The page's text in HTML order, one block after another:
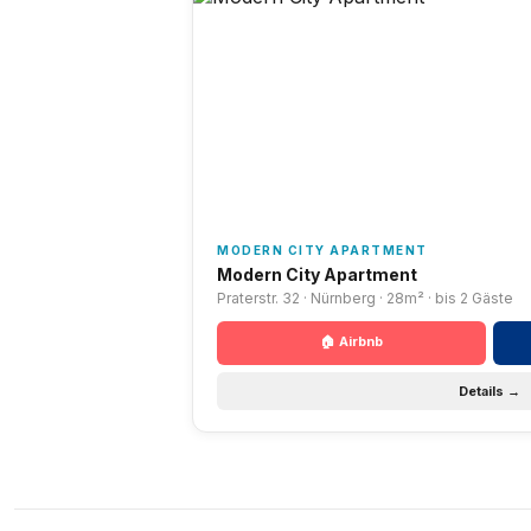
MODERN CITY APARTMENT
Modern City Apartment
Praterstr. 32 · Nürnberg · 28m² · bis 2 Gäste
🏠 Airbnb
Details →